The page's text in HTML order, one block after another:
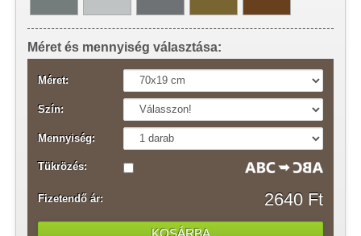
Méret és mennyiség választása:
Méret:
Szín:
Mennyiség:
Tükrözés:
Fizetendő ár: 2640 Ft